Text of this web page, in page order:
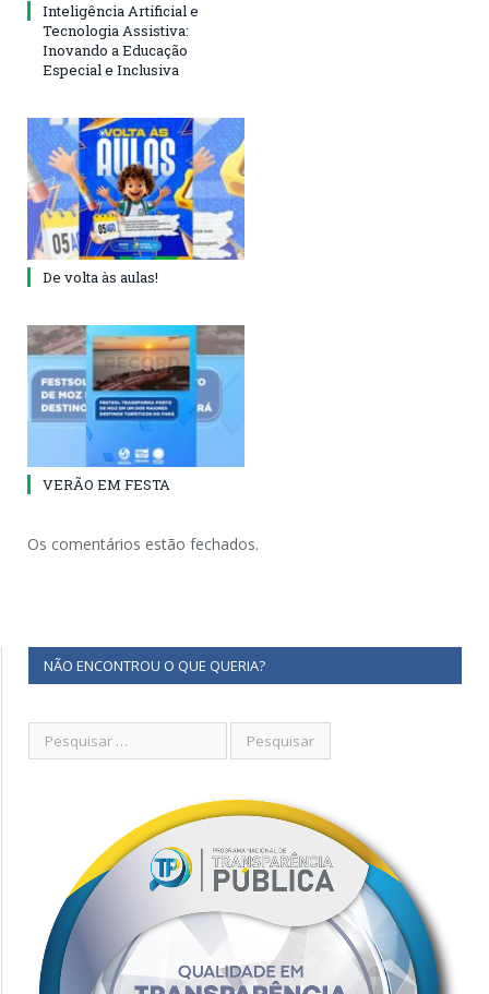
Inteligência Artificial e
Tecnologia Assistiva:
Inovando a Educação
Especial e Inclusiva
De volta às aulas!
VERÃO EM FESTA
Os comentários estão fechados.
NÃO ENCONTROU O QUE QUERIA?